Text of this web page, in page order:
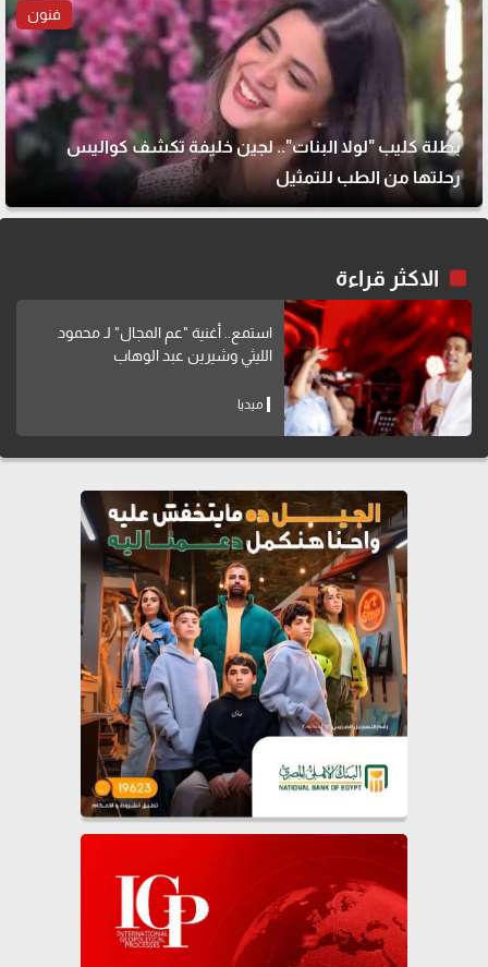
فنون
بطلة كليب "لولا البنات".. لجين خليفة تكشف كواليس
رحلتها من الطب للتمثيل
الاكثر قراءة
استمع.. أغنية "عم المجال" لـ محمود
الليثي وشيرين عبد الوهاب
ميديا